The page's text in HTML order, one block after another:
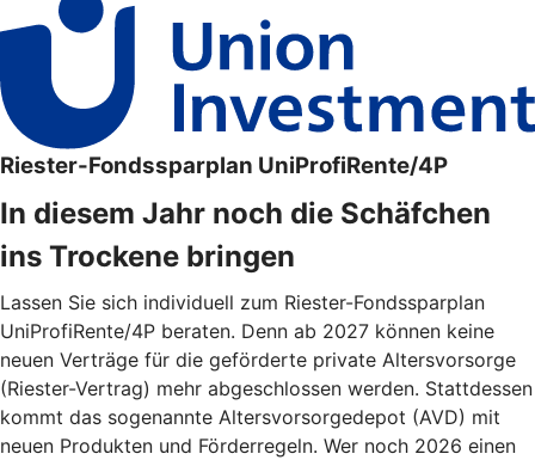
Riester-Fondssparplan UniProfiRente/4P
In diesem Jahr noch die Schäfchen
ins Trockene bringen
Lassen Sie sich individuell zum Riester-Fondssparplan
UniProfiRente/4P beraten. Denn ab 2027 können keine
neuen Verträge für die geförderte private Altersvorsorge
(Riester-Vertrag) mehr abgeschlossen werden. Stattdessen
kommt das sogenannte Altersvorsorgedepot (AVD) mit
neuen Produkten und Förderregeln. Wer noch 2026 einen